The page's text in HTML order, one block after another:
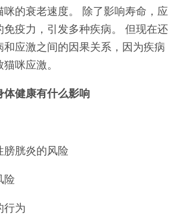
咪的衰老速度。 除了影响寿命，应
免疫力，引发多种疾病。 但现在还
和应激之间的因果关系，因为疾病
咪应激。
体健康有什么影响
胱炎的风险
险
行为